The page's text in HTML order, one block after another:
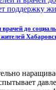
врачей до